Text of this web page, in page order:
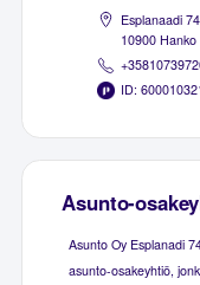
Esplanaadi
10900 Hanko
ID:
Asunto-
Asunto Oy Esplanadi
asunto-osakeyhtiö,